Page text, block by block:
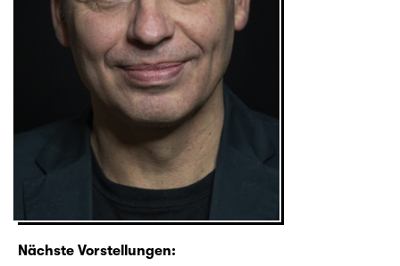
Nächste Vorstellungen: